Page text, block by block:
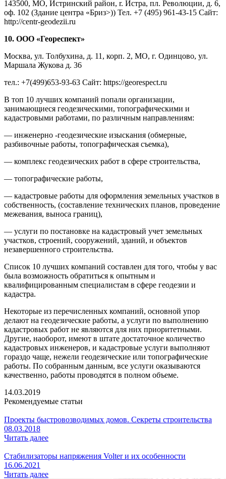
143500, МО, Истринский район, r. Истра, пл. Революции, д. 6,
оф. 102 (Здание центра «Бриз>)) Тел. +7 (495) 961-43-15 Сайт:
http://centr-geodezii.ru
10. ООО «Геореспект»
Москва, ул. Толбухина, д. 11, корп. 2, МО, г. Одинцово, ул.
Маршала Жукова д. 36
тел.: +7(499)653-93-63 Сайт: https://georespect.ru
В топ 10 лучших компаний попали организации,
занимающиеся геодезическими, топографическими и
кадастровыми работами, по различным направлениям:
— инженерно -геодезические изыскания (обмерные,
разбивочные работы, топографическая съемка),
— комплекс геодезических работ в сфере строительства,
— топографические работы,
— кадастровые работы для оформления земельных участков в
собственность, (составление технических планов, проведение
межевания, выноса границ),
— услуги по постановке на кадастровый учет земельных
участков, строений, сооружений, зданий, и объектов
незавершенного строительства.
Список 10 лучших компаний составлен для того, чтобы у вас
была возможность обратиться к опытным и
квалифицированным специалистам в сфере геодезии и
кадастра.
Некоторые из перечисленных компаний, основной упор
делают на геодезические работы, а услуги по выполнению
кадастровых работ не являются для них приоритетными.
Другие, наоборот, имеют в штате достаточное количество
кадастровых инженеров, и кадастровые услуги выполняют
гораздо чаще, нежели геодезические или топографические
работы. По собранным данным, все услуги оказываются
качественно, работы проводятся в полном объеме.
14.03.2019
Рекомендуемые статьи
Проекты быстровозводимых домов. Секреты строительства
08.03.2018
Читать далее
Стабилизаторы напряжения Volter и их особенности
16.06.2021
Читать далее